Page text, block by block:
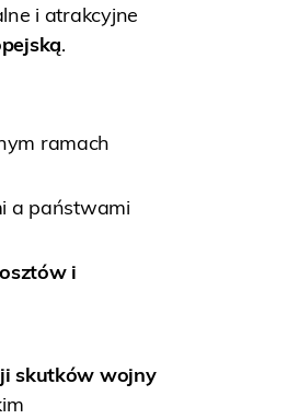
i atrakcyjne
.
ramach
a państwami
i
skutków wojny